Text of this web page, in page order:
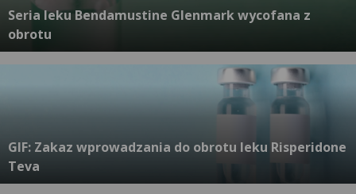
Seria leku Bendamustine Glenmark wycofana z
obrotu
GIF: Zakaz wprowadzania do obrotu leku Risperidone
Teva